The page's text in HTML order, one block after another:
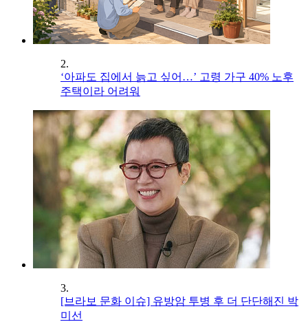
2.
‘아파도 집에서 늙고 싶어…’ 고령 가구 40% 노후
주택이라 어려워
3.
[브라보 문화 이슈] 유방암 투병 후 더 단단해진 박
미선